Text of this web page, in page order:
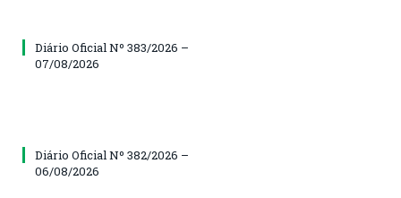
Diário Oficial Nº 383/2026 –
07/08/2026
Diário Oficial Nº 382/2026 –
06/08/2026